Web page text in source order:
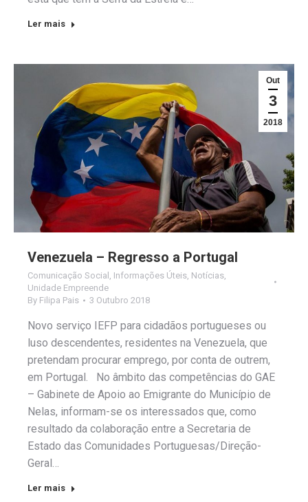
Ler mais
Out
3
2018
Venezuela – Regresso a Portugal
Comunicação Social Informações Úteis Notícias
Unidade Empreende
By Filipa Pais 3 Outubro 2018
Novo serviço IEFP para cidadãos portugueses ou
luso descendentes, residentes na Venezuela, que
pretendam procurar emprego, por conta de outrem,
em Portugal. No âmbito das competências do GAE
– Gabinete de Apoio ao Emigrante do Município de
Nelas, informam-se os interessados que, como
resultado da colaboração entre a Secretaria de
Estado das Comunidades Portuguesas/Direção-
Geral…
Ler mais